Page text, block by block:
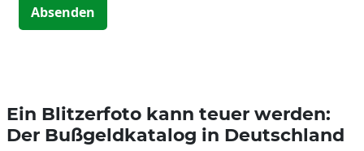
Absenden
Ein Blitzerfoto kann teuer werden:
Der Bußgeldkatalog in Deutschland